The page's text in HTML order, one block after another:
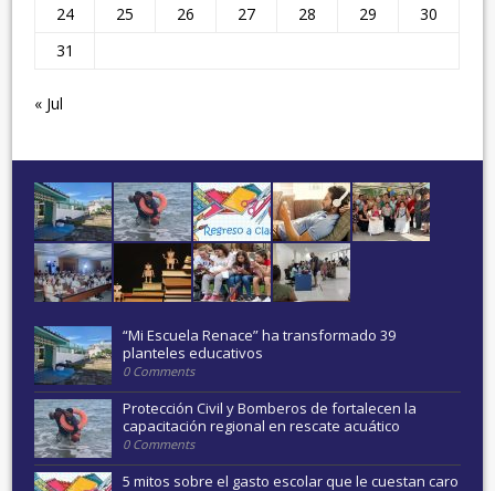
24
25 26 27 28 29
30
31
« Jul
“Mi Escuela Renace” ha transformado 39
planteles educativos
0 Comments
Protección Civil y Bomberos de fortalecen la
capacitación regional en rescate acuático
0 Comments
5 mitos sobre el gasto escolar que le cuestan caro